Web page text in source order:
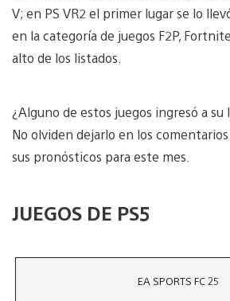
V; en PS VR2 el primer lugar se lo
en la categoría de juegos F2P,
alto de los listados.
¿Alguno de estos juegos ingresó a
No olviden dejarlo en los comentarios
sus pronósticos para este mes.
JUEGOS DE PS5
EA SPORTS FC 25